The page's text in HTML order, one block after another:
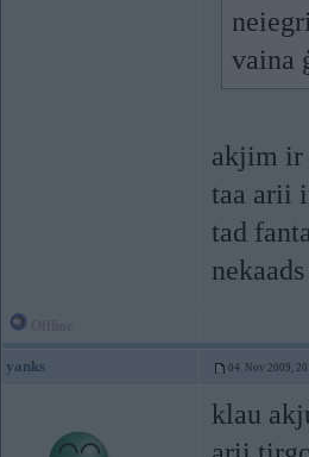
vaina
akjim ir
taa arii
tad
yanks 04. Nov 2009,
klau